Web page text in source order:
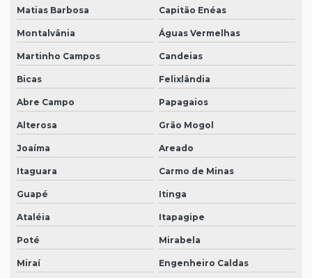
Matias Barbosa Capitão Enéas
Montalvânia Águas Vermelhas
Martinho Campos Candeias
Bicas Felixlândia
Abre Campo Papagaios
Alterosa Grão Mogol
Joaíma Areado
Itaguara Carmo de Minas
Guapé Itinga
Ataléia Itapagipe
Poté Mirabela
Miraí Engenheiro Caldas